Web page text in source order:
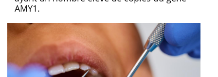
AMY1.